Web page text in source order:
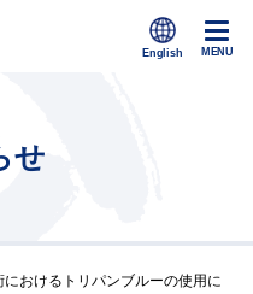
せ
におけるトリパンブルーの使⽤に